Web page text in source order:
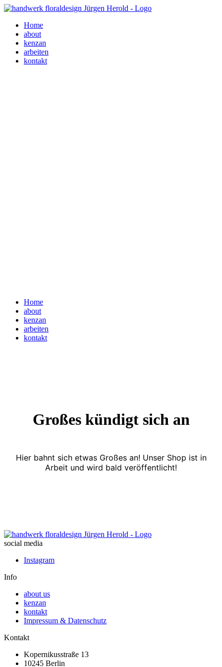
Home
about
kenzan
arbeiten
kontakt
Home
about
kenzan
arbeiten
kontakt
Großes kündigt sich an
Hier bahnt sich etwas Großes an! Unser Shop ist in
Arbeit und wird bald veröffentlicht!
social media
Instagram
Info
about us
kenzan
kontakt
Impressum & Datenschutz
Kontakt
Kopernikusstraße 13
10245 Berlin